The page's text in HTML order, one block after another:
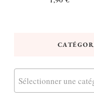
Sélectionner une